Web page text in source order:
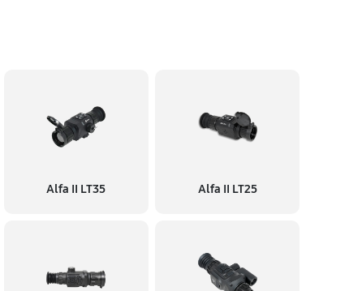
Alfa II LT35 Alfa II LT25